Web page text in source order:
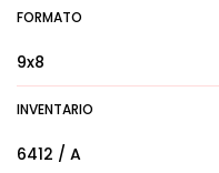
FORMATO
9x8
INVENTARIO
6412 / A